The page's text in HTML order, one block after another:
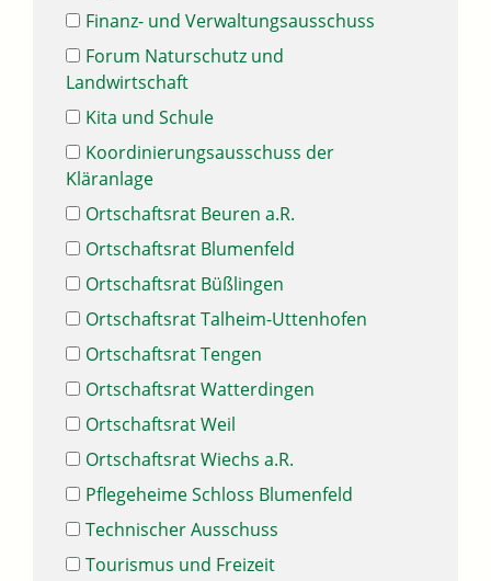
Finanz- und Verwaltungsausschuss
Forum Naturschutz und
Landwirtschaft
Kita und Schule
Koordinierungsausschuss der
Kläranlage
Ortschaftsrat Beuren a.R.
Ortschaftsrat Blumenfeld
Ortschaftsrat Büßlingen
Ortschaftsrat Talheim-Uttenhofen
Ortschaftsrat Tengen
Ortschaftsrat Watterdingen
Ortschaftsrat Weil
Ortschaftsrat Wiechs a.R.
Pflegeheime Schloss Blumenfeld
Technischer Ausschuss
Tourismus und Freizeit